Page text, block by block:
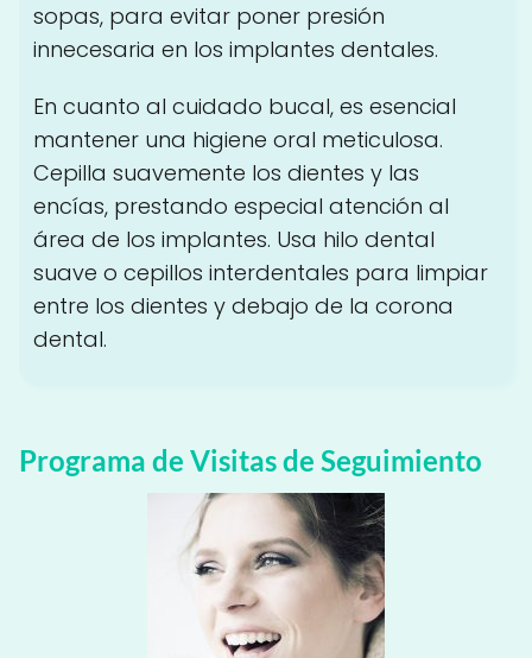
sopas, para evitar poner presión
innecesaria en los implantes dentales.
En cuanto al cuidado bucal, es esencial
mantener una higiene oral meticulosa.
Cepilla suavemente los dientes y las
encías, prestando especial atención al
área de los implantes. Usa hilo dental
suave o cepillos interdentales para limpiar
entre los dientes y debajo de la corona
dental.
Programa de Visitas de Seguimiento